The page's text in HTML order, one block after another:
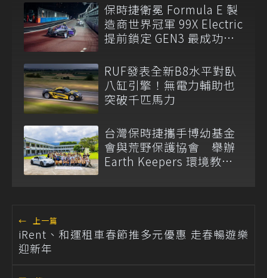
保時捷衛冕 Formula E 製
造商世界冠軍 99X Electric
提前鎖定 GEN3 最成功賽
RUF發表全新B8水平對臥
八缸引擎！無電力輔助也
突破千匹馬力
台灣保時捷攜手博幼基金
會與荒野保護協會 舉辦
Earth Keepers 環境教育
← 上一篇
iRent、和運租車春節推多元優惠 走春暢遊樂
迎新年